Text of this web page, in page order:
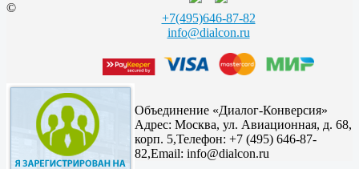
+7(495)646-87-82
info@dialcon.ru
©
Объединение «Диалог-Конверсия»
Адрес: Москва, ул. Авиационная, д. 68,
корп. 5,Телефон: +7 (495) 646-87-
82,Email: info@dialcon.ru